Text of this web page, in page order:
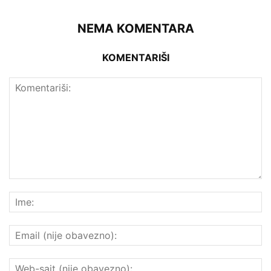
NEMA KOMENTARA
KOMENTARIŠI